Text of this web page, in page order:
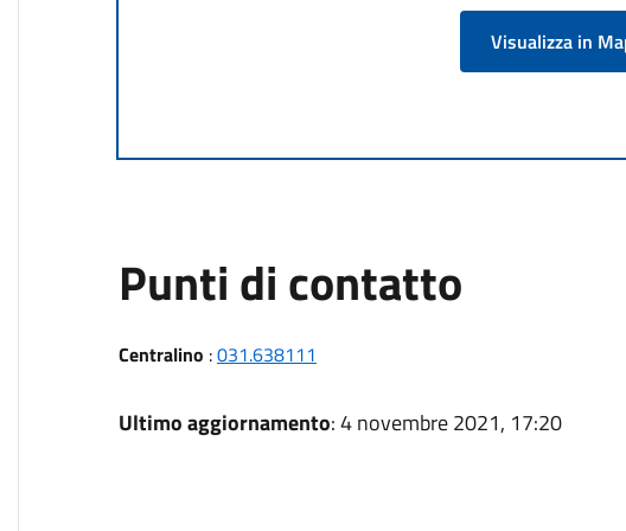
Visualizza in
Punti di contatto
Centralino :031.638111
Ultimo aggiornamento: 4 novembre 2021, 17:20